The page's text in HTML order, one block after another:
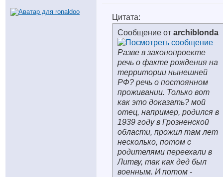
Цитата:
Сообщение от archiblonda
Разве в законопроекте
речь о факте рождения на
территории нынешней
РФ? речь о постоянном
проживании. Только вот
как это доказать? мой
отец, например, родился в
1939 году в Грозненской
области, прожил там лет
несколько, потом с
родителями переехали в
Литву, так как дед был
военным. И потом -